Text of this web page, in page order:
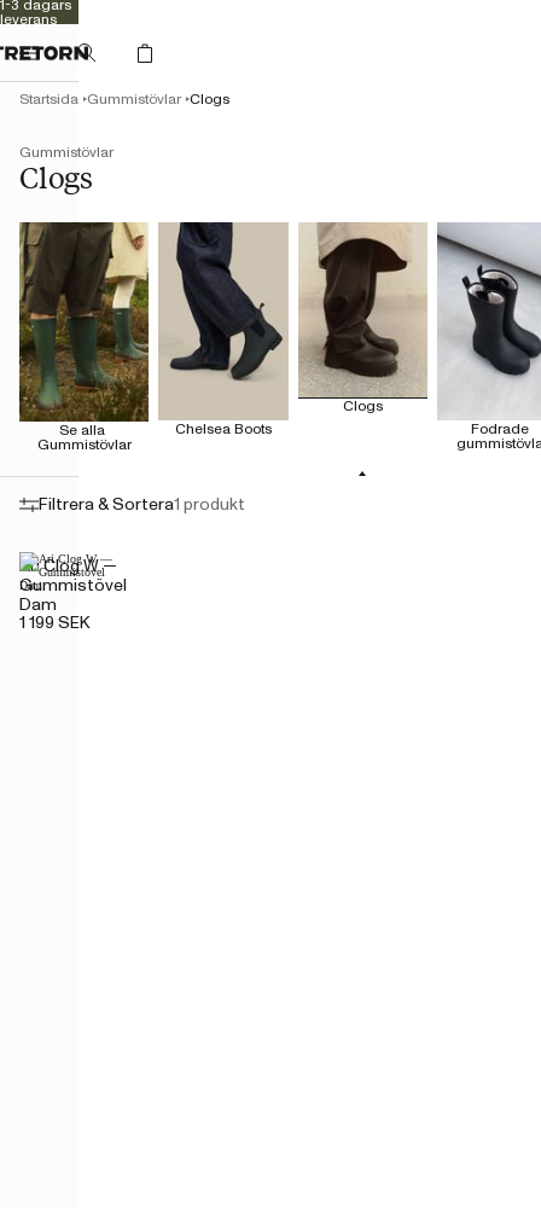
1-3 dagars
leverans
Kvalitet
sedan 1891
Gummistövlar
Clogs
Startsida Gummistövlar Clogs
Se alla
Gummistövlar
Chelsea Boots
Clogs
Fodrade
Filtrera & Sortera1 produkt
Ari Clog W —
Gummistövel
Dam
1 199 SEK